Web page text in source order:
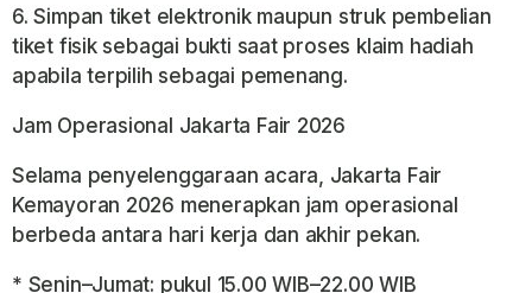
6. Simpan tiket elektronik maupun struk pembelian
tiket fisik sebagai bukti saat proses klaim hadiah
apabila terpilih sebagai pemenang.
Jam Operasional Jakarta Fair 2026
Selama penyelenggaraan acara, Jakarta Fair
Kemayoran 2026 menerapkan jam operasional
berbeda antara hari kerja dan akhir pekan.
* Senin–Jumat: pukul 15.00 WIB–22.00 WIB